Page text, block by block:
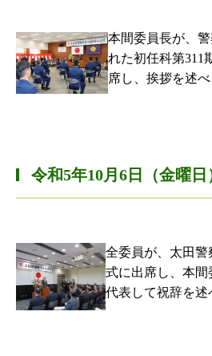
本間委員長が、
れた初任科第311
席し、挨拶を述べ
令和5年10月6日（金曜日
全委員が、太田
式に出席し、本
代表して祝辞を述